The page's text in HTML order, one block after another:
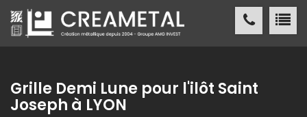
CREAMETAL Création métallique
CREAMETAL
Grille Demi Lune pour l'ilôt Saint
Joseph à LYON